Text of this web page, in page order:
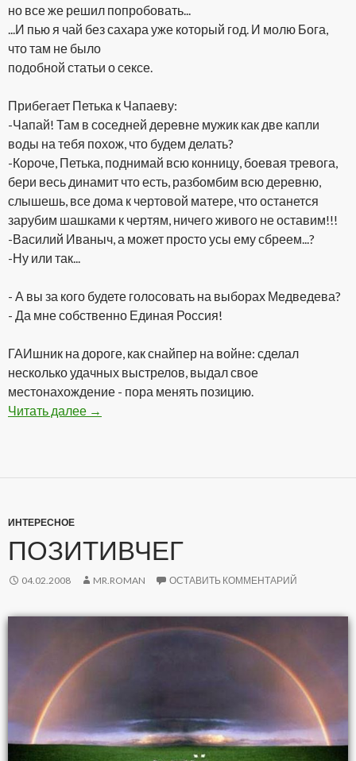
но все же решил попробовать...
...И пью я чай без сахара уже который год. И молю Бога,
что там не было
подобной статьи о сексе.
Прибегает Петька к Чапаеву:
-Чапай! Там в соседней деревне мужик как две капли
воды на тебя похож, что будем делать?
-Короче, Петька, поднимай всю конницу, боевая тревога,
бери весь динамит что есть, разбомбим всю деревню,
слышешь, все дома к чертовой матере, что останется
зарубим шашками к чертям, ничего живого не оставим!!!
-Василий Иваныч, а может просто усы ему сбреем...?
-Ну или так...
- А вы за кого будете голосовать на выборах Медведева?
- Да мне собственно Единая Россия!
ГАИшник на дороге, как снайпер на войне: сделал
несколько удачных выстрелов, выдал свое
местонахождение - пора менять позицию.
Читать далее Подборка Анекдотов
→
ИНТЕРЕСНОЕ
ПОЗИТИВЧЕГ
04.02.2008 MR.ROMAN ОСТАВИТЬ КОММЕНТАРИЙ